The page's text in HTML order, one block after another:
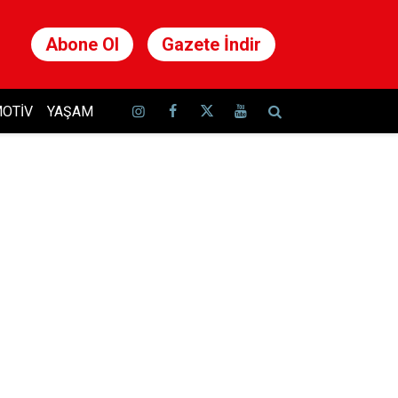
Abone Ol Gazete İndir
YAŞAM